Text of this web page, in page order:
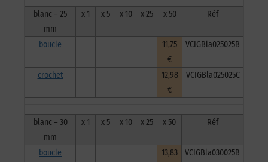
blanc – 25
mm
x 1 x 5 x 10 x 25 x 50 Réf
boucle
11,75
€
VCIGBla025025B
crochet
12,98
€
VCIGBla025025C
blanc – 30
mm
x 1 x 5 x 10 x 25 x 50 Réf
boucle
13,83
VCIGBla030025B